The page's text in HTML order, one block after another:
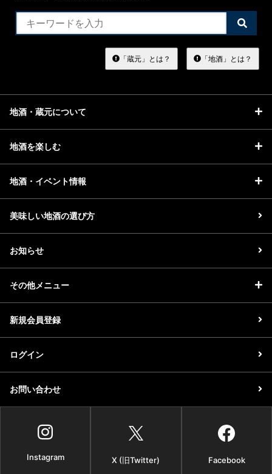
検
索
る
「蔵元」とは？ 「地酒」とは？
地酒・蔵元について
地酒を楽しむ
地酒・イベント情報
美味しい地酒の選び方
お知らせ
その他メニュー
新規会員登録
ログイン
お問い合わせ
Instagram X (旧Twitter) Facebook